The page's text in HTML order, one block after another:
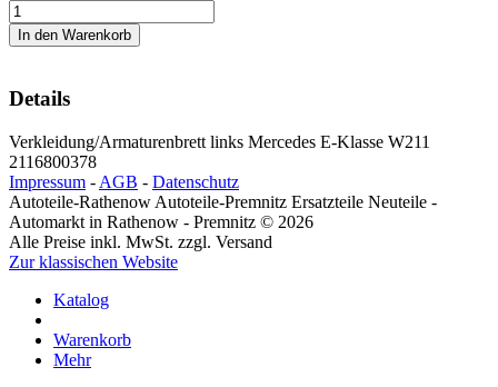
Details
Verkleidung/Armaturenbrett links Mercedes E-Klasse W211
2116800378
Impressum - AGB - Datenschutz
Autoteile-Rathenow Autoteile-Premnitz Ersatzteile Neuteile -
Automarkt in Rathenow - Premnitz © 2026
Alle Preise inkl. MwSt. zzgl. Versand
Zur klassischen Website
Katalog
Warenkorb
Mehr